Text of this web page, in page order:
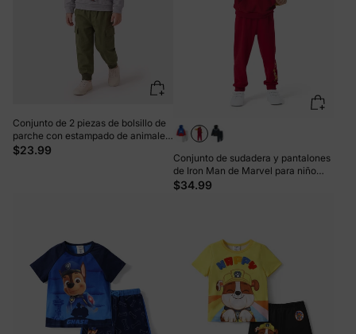
Conjunto de 2 piezas de bolsillo de
parche con estampado de animales
para niño pequeño, gris
$23.99
Conjunto de sudadera y pantalones
de Iron Man de Marvel para niño
pequeño/niño pequeño con
$34.99